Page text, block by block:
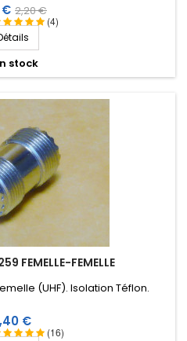
(4)
€ Prix
de
base
2,20 €
stock
FEMELLE-FEMELLE
(16)
(UHF). Isolation Téflon.
€